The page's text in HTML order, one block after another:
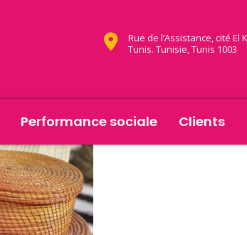
Rue de l’Assistance, cité El
Tunis. Tunisie, Tunis 1003
Performance sociale Clients